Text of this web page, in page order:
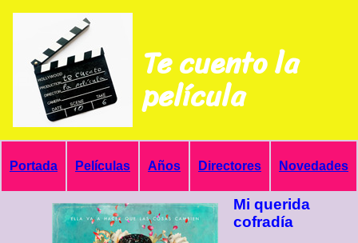
Te cuento la
película
Portada Películas Años Directores Novedades
Mi querida
cofradía